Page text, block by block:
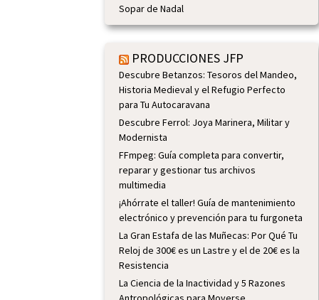
Sopar de Nadal
PRODUCCIONES JFP
Descubre Betanzos: Tesoros del Mandeo,
Historia Medieval y el Refugio Perfecto
para Tu Autocaravana
Descubre Ferrol: Joya Marinera, Militar y
Modernista
FFmpeg: Guía completa para convertir,
reparar y gestionar tus archivos
multimedia
¡Ahórrate el taller! Guía de mantenimiento
electrónico y prevención para tu furgoneta
La Gran Estafa de las Muñecas: Por Qué Tu
Reloj de 300€ es un Lastre y el de 20€ es la
Resistencia
La Ciencia de la Inactividad y 5 Razones